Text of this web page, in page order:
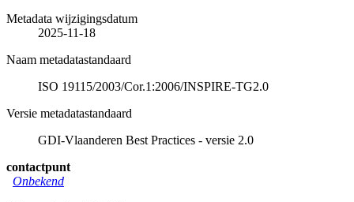
Metadata wijzigingsdatum
2025-11-18
Naam metadatastandaard
ISO 19115/2003/Cor.1:2006/INSPIRE-TG2.0
Versie metadatastandaard
GDI-Vlaanderen Best Practices - versie 2.0
contactpunt
Onbekend